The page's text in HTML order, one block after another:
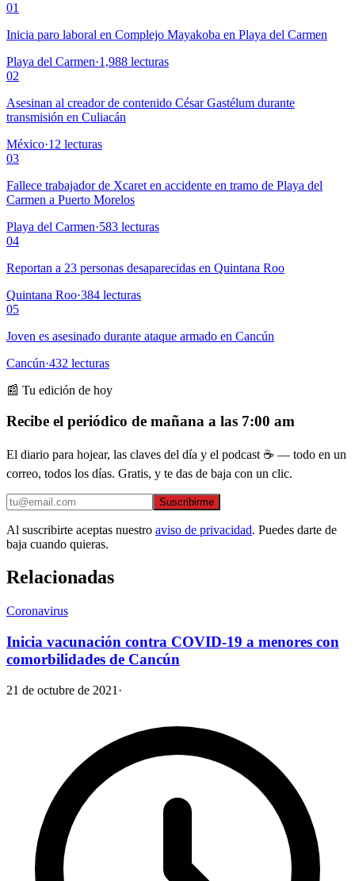
01
Inicia paro laboral en Complejo Mayakoba en Playa del Carmen
Playa del Carmen·1,988 lecturas
02
Asesinan al creador de contenido César Gastélum durante
transmisión en Culiacán
México·12 lecturas
03
Fallece trabajador de Xcaret en accidente en tramo de Playa del
Carmen a Puerto Morelos
Playa del Carmen·583 lecturas
04
Reportan a 23 personas desaparecidas en Quintana Roo
Quintana Roo·384 lecturas
05
Joven es asesinado durante ataque armado en Cancún
Cancún·432 lecturas
📰 Tu edición de hoy
Recibe el periódico de mañana a las 7:00 am
El diario para hojear, las claves del día y el podcast ☕ — todo en un
correo, todos los días. Gratis, y te das de baja con un clic.
Suscribirme
Al suscribirte aceptas nuestro aviso de privacidad. Puedes darte de
baja cuando quieras.
Relacionadas
Coronavirus
Inicia vacunación contra COVID-19 a menores con
comorbilidades de Cancún
21 de octubre de 2021 ·